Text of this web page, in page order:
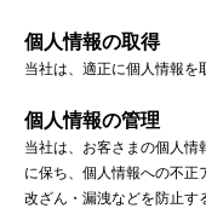
個人情報の取得
当社は、適正に個人情報を
個人情報の管理
当社は、お客さまの個人情
に保ち、個人情報への不正
改ざん・漏洩などを防止す